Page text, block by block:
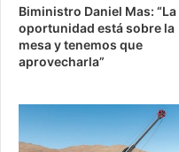
Biministro Daniel Mas: “La
oportunidad está sobre la
mesa y tenemos que
aprovecharla”